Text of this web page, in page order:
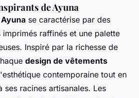
de Ayuna
se caractérise par des
raffinés et une palette
Inspiré par la richesse de
design de vêtements
contemporaine tout en
ses racines artisanales. Les